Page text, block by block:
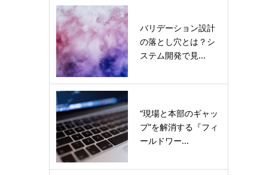
バリデーション設計
の落とし穴とは？シ
ステム開発で見...
“現場と本部のギャッ
プ”を解消する『フィ
ールドワー...